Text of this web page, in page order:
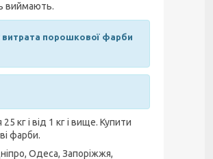
виймають.
порошкової фарби
кг і від 1 кг і вище. Купити
фарби.
Одеса, Запоріжжя,